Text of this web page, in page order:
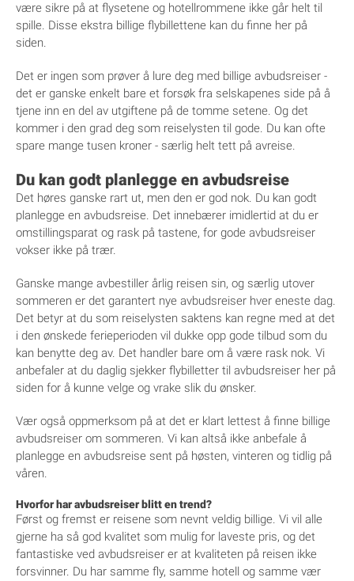
være sikre på at flysetene og hotellrommene ikke går helt til
spille. Disse ekstra billige flybillettene kan du finne her på
siden.
Det er ingen som prøver å lure deg med billige avbudsreiser -
det er ganske enkelt bare et forsøk fra selskapenes side på å
tjene inn en del av utgiftene på de tomme setene. Og det
kommer i den grad deg som reiselysten til gode. Du kan ofte
spare mange tusen kroner - særlig helt tett på avreise.
Du kan godt planlegge en avbudsreise
Det høres ganske rart ut, men den er god nok. Du kan godt
planlegge en avbudsreise. Det innebærer imidlertid at du er
omstillingsparat og rask på tastene, for gode avbudsreiser
vokser ikke på trær.
Ganske mange avbestiller årlig reisen sin, og særlig utover
sommeren er det garantert nye avbudsreiser hver eneste dag.
Det betyr at du som reiselysten saktens kan regne med at det
i den ønskede ferieperioden vil dukke opp gode tilbud som du
kan benytte deg av. Det handler bare om å være rask nok. Vi
anbefaler at du daglig sjekker flybilletter til avbudsreiser her på
siden for å kunne velge og vrake slik du ønsker.
Vær også oppmerksom på at det er klart lettest å finne billige
avbudsreiser om sommeren. Vi kan altså ikke anbefale å
planlegge en avbudsreise sent på høsten, vinteren og tidlig på
våren.
Hvorfor har avbudsreiser blitt en trend?
Først og fremst er reisene som nevnt veldig billige. Vi vil alle
gjerne ha så god kvalitet som mulig for laveste pris, og det
fantastiske ved avbudsreiser er at kvaliteten på reisen ikke
forsvinner. Du har samme fly, samme hotell og samme vær